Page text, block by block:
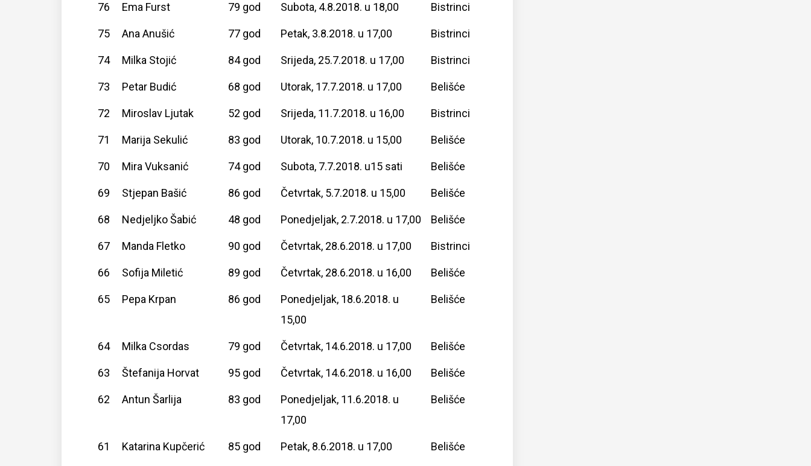
76 Ema Furst 79 god Subota, 4.8.2018. u 18,00 Bistrinci
75 Ana Anušić 77 god Petak, 3.8.2018. u 17,00 Bistrinci
74 Milka Stojić 84 god Srijeda, 25.7.2018. u 17,00 Bistrinci
73 Petar Budić 68 god Utorak, 17.7.2018. u 17,00 Belišće
72 Miroslav Ljutak 52 god Srijeda, 11.7.2018. u 16,00 Bistrinci
71 Marija Sekulić 83 god Utorak, 10.7.2018. u 15,00 Belišće
70 Mira Vuksanić 74 god Subota, 7.7.2018. u15 sati Belišće
69 Stjepan Bašić 86 god Četvrtak, 5.7.2018. u 15,00 Belišće
68 Nedjeljko Šabić 48 god Ponedjeljak, 2.7.2018. u 17,00 Belišće
67 Manda Fletko 90 god Četvrtak, 28.6.2018. u 17,00 Bistrinci
66 Sofija Miletić 89 god Četvrtak, 28.6.2018. u 16,00 Belišće
65 Pepa Krpan 86 god
Ponedjeljak, 18.6.2018. u
15,00
Belišće
64 Milka Csordas 79 god Četvrtak, 14.6.2018. u 17,00 Belišće
63 Štefanija Horvat 95 god Četvrtak, 14.6.2018. u 16,00 Belišće
62 Antun Šarlija 83 god
Ponedjeljak, 11.6.2018. u
17,00
Belišće
61 Katarina Kupčerić 85 god Petak, 8.6.2018. u 17,00 Belišće